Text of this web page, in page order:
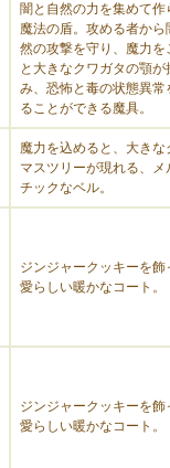
闇と自然の力を集めて作
魔法の盾。攻める者から
然の攻撃を守り、魔力を
と大きなクワガタの顎が
み、恐怖と毒の状態異常
ることができる魔具。
魔力を込めると、大きな
マスツリーが現れる、メ
チックなベル。
ジンジャークッキーを飾
愛らしい暖かなコート。
ジンジャークッキーを飾
愛らしい暖かなコート。